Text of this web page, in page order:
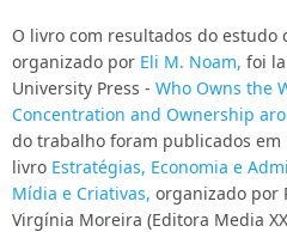
O livro com resultados do
organizado por Eli M. Noam, foi
University Press - Who Owns the
Concentration and Ownership
do trabalho foram publicados
livro Estratégias, Economia e
Mídia e Criativas, organizado por
Virgínia Moreira (Editora Media